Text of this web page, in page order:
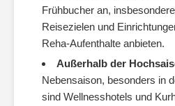
Frühbucher an,
Reisezielen und
Reha-Aufenthalte anbieten.
Außerhalb der
Nebensaison, besonders in
sind Wellnesshotels und